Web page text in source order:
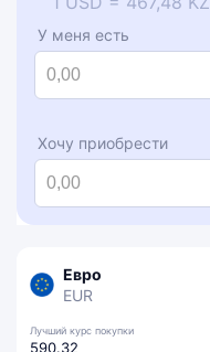
У меня есть
Хочу приобрести
Евро
EUR
Лучший курс покупки
590.32